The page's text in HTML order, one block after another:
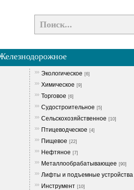
Экологическое [6]
Химическое [9]
Торговое [6]
Судостроительное [5]
Сельскохозяйственное [10]
Птицеводческое [4]
Пищевое [22]
Нефтяное [7]
Металлообрабатывающее [90]
Лифты и подъемные устройства
Инструмент [10]